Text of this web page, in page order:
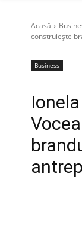
Acasă
construiește
Business